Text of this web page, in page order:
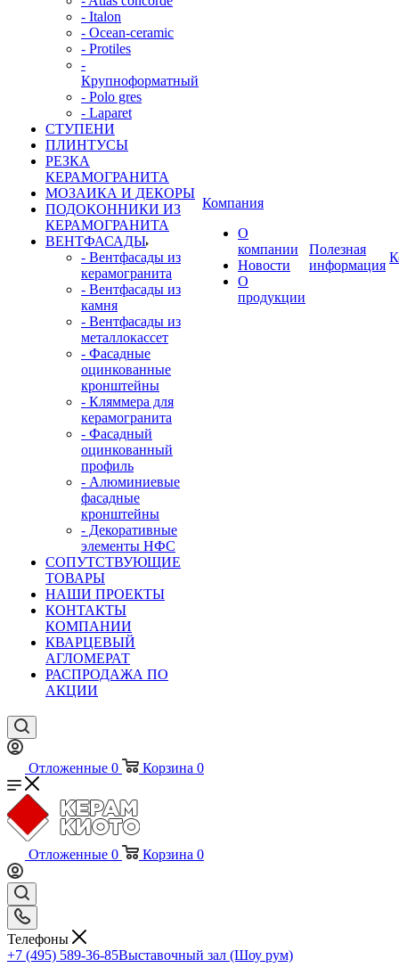
- Italon
- Ocean-ceramic
- Protiles
-
Крупноформатный
- Polo gres
- Laparet
СТУПЕНИ
ПЛИНТУСЫ
РЕЗКА
КЕРАМОГРАНИТА
МОЗАИКА И ДЕКОРЫ
ПОДОКОННИКИ ИЗ
КЕРАМОГРАНИТА
ВЕНТФАСАДЫ
- Вентфасады из
керамогранита
- Вентфасады из
камня
- Вентфасады из
металлокассет
- Фасадные
оцинкованные
кронштейны
- Кляммера для
керамогранита
- Фасадный
оцинкованный
профиль
- Алюминиевые
фасадные
кронштейны
- Декоративные
элементы НФС
СОПУТСТВУЮЩИЕ
ТОВАРЫ
НАШИ ПРОЕКТЫ
КОНТАКТЫ
КОМПАНИИ
КВАРЦЕВЫЙ
АГЛОМЕРАТ
РАСПРОДАЖА ПО
АКЦИИ
Компания
О
компании
Новости
О
продукции
Полезная
информация
Отложенные 0 Корзина 0
Отложенные 0 Корзина 0
Телефоны
+7 (495) 589-36-85Выставочный зал (Шоу рум)